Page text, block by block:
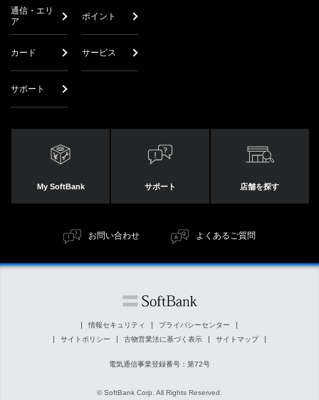
通信・エリ
ア
ポイント
カード サービス
サポート
My SoftBank サポート 店舗を探す
お問い合わせ よくあるご質問
情報セキュリティ
プライバシーセンター
サイトポリシー
古物営業法に基づく表示 サイトマップ
電気通信事業登録番号：第72号
© SoftBank Corp. All Rights Reserved.